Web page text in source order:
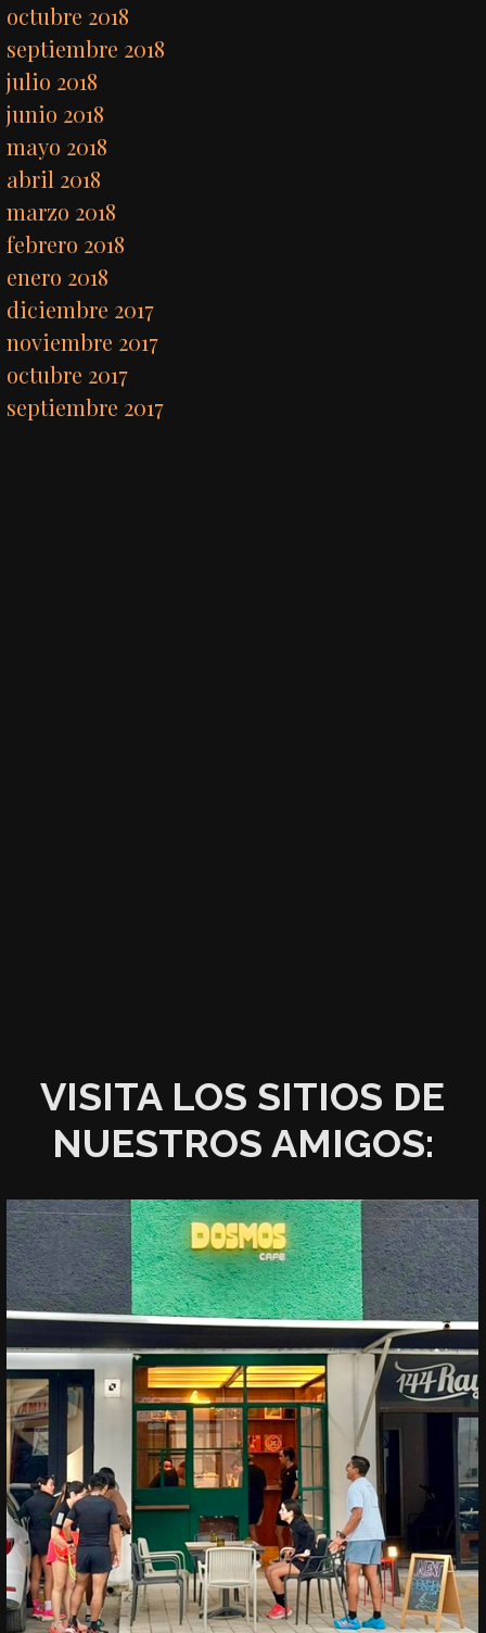
octubre 2018
septiembre 2018
julio 2018
junio 2018
mayo 2018
abril 2018
marzo 2018
febrero 2018
enero 2018
diciembre 2017
noviembre 2017
octubre 2017
septiembre 2017
VISITA LOS SITIOS DE
NUESTROS AMIGOS: